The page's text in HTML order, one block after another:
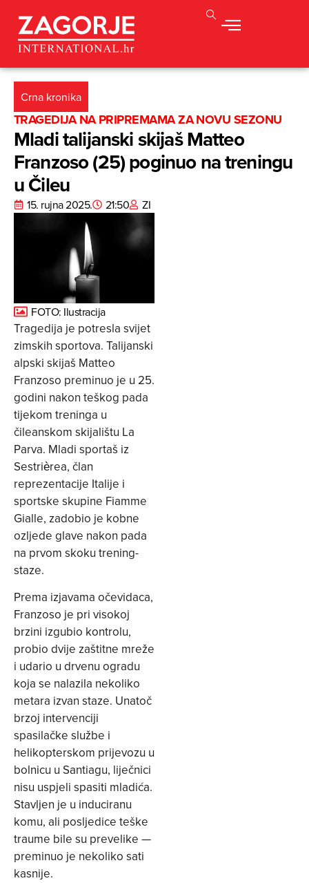
Crna kronika
TRAGEDIJA NA PRIPREMAMA ZA NOVU SEZONU
Mladi talijanski skijaš Matteo
Franzoso (25) poginuo na treningu
u Čileu
15. rujna 2025. 21:50 ZI
FOTO: Ilustracija
Tragedija je potresla svijet
zimskih sportova. Talijanski
alpski skijaš Matteo
Franzoso preminuo je u 25.
godini nakon teškog pada
tijekom treninga u
čileanskom skijalištu La
Parva. Mladi sportaš iz
Sestrièrea, član
reprezentacije Italije i
sportske skupine Fiamme
Gialle, zadobio je kobne
ozljede glave nakon pada
na prvom skoku trening-
staze.
Prema izjavama očevidaca,
Franzoso je pri visokoj
brzini izgubio kontrolu,
probio dvije zaštitne mreže
i udario u drvenu ogradu
koja se nalazila nekoliko
metara izvan staze. Unatoč
brzoj intervenciji
spasilačke službe i
helikopterskom prijevozu u
bolnicu u Santiagu, liječnici
nisu uspjeli spasiti mladića.
Stavljen je u induciranu
komu, ali posljedice teške
traume bile su prevelike —
preminuo je nekoliko sati
kasnije.